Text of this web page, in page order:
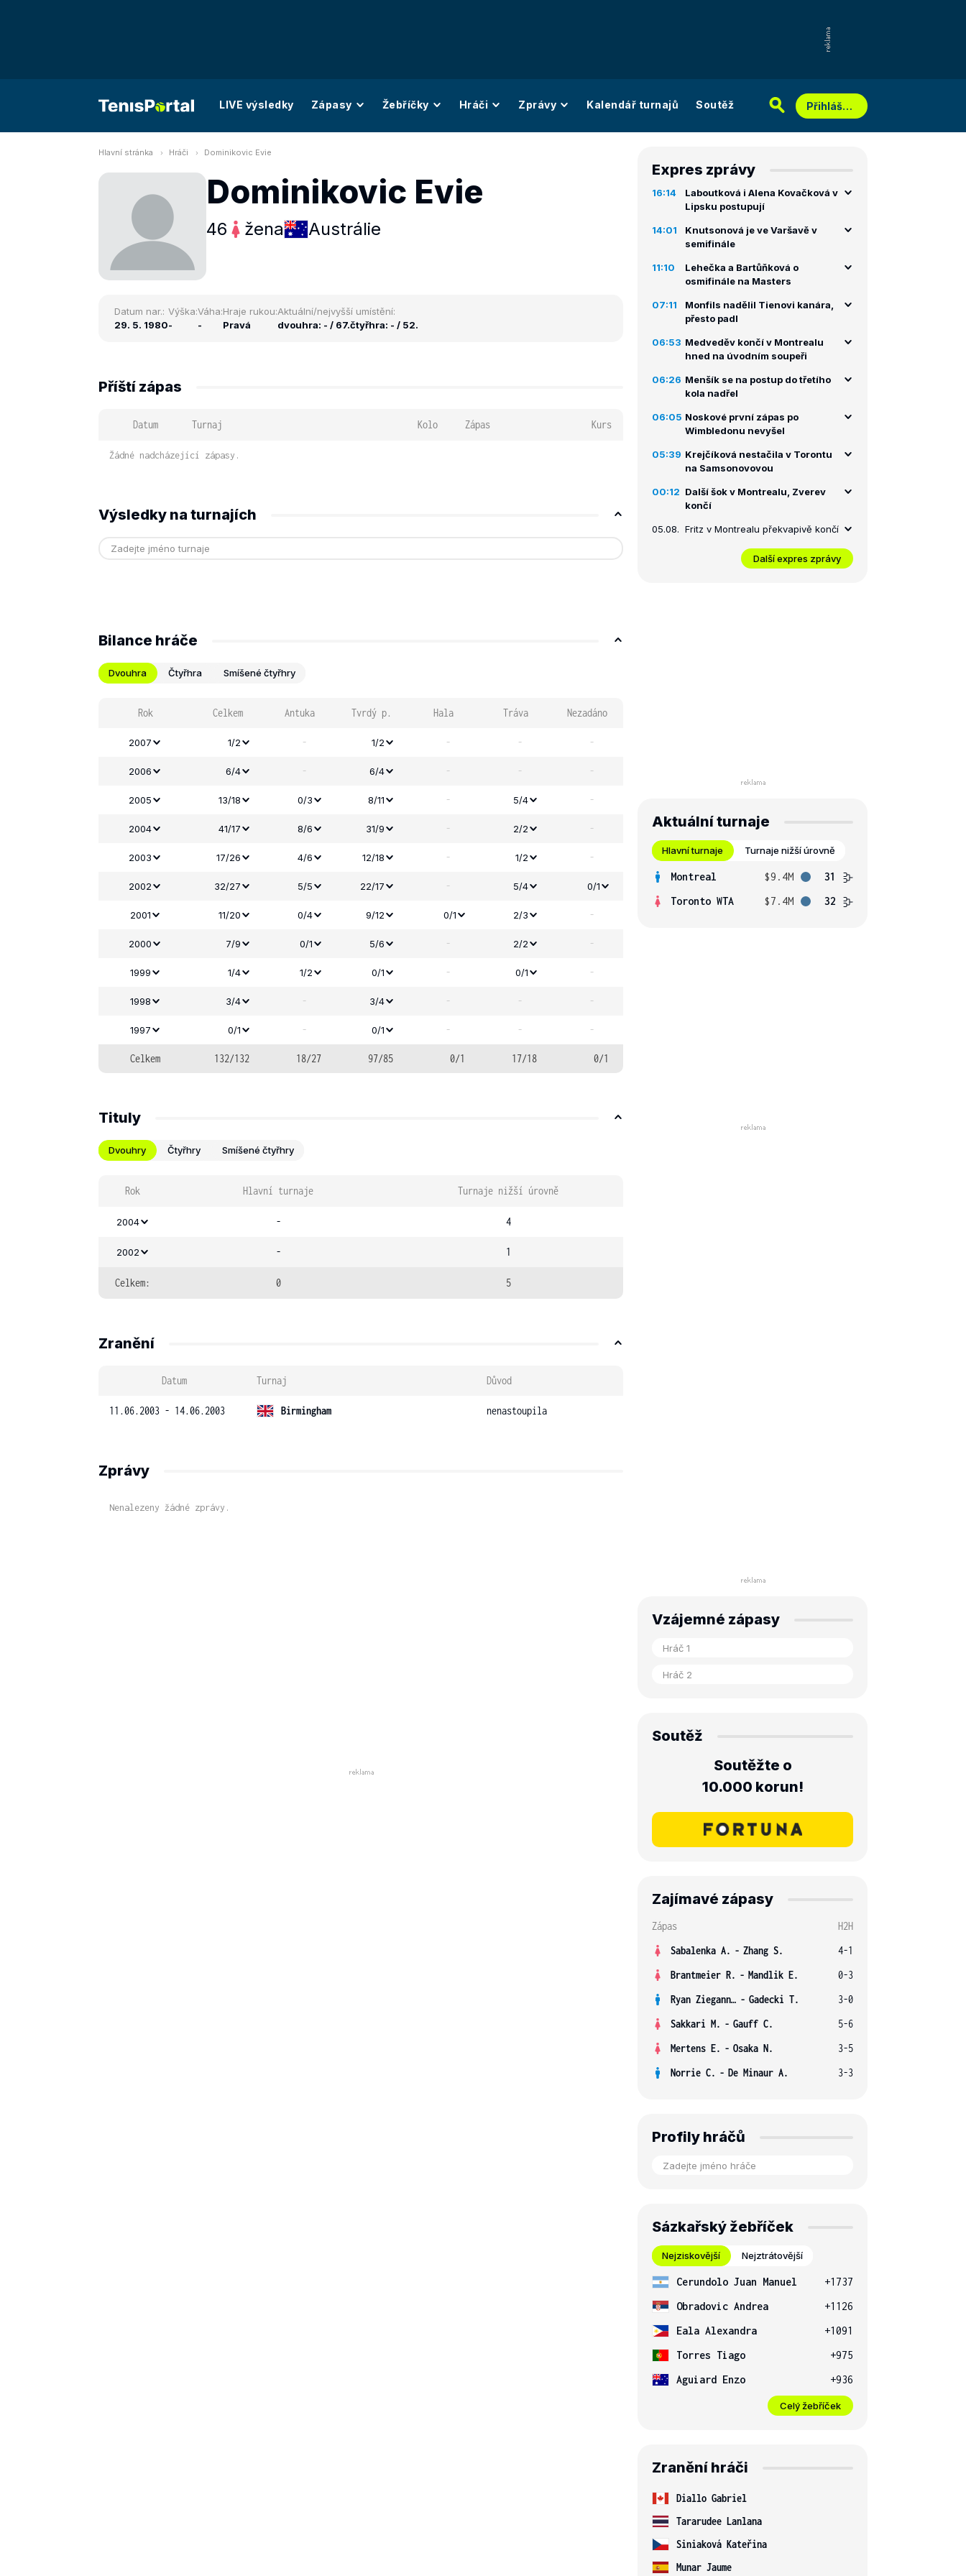
LIVE výsledky Zápasy Žebříčky Hráči Zprávy Kalendář turnajů Soutěž Přihlášení
Hlavní stránka Hráči Dominikovic Evie
Dominikovic Evie
46 žena Austrálie
Datum nar.:
29. 5. 1980
Výška:
-
Váha:
-
Hraje rukou:
Pravá
Aktuální/nejvyšší umístění:
dvouhra: - / 67.čtyřhra: - / 52.
Příští zápas
Datum Turnaj Kolo Zápas Kurs
Žádné nadcházející zápasy.
Výsledky na turnajích
Bilance hráče
Dvouhra Čtyřhra Smíšené čtyřhry
Rok Celkem Antuka Tvrdý p. Hala Tráva Nezadáno
2007 1/2 - 1/2 - - -
2006 6/4 - 6/4 - - -
2005 13/18 0/3 8/11 - 5/4 -
2004 41/17 8/6 31/9 - 2/2 -
2003 17/26 4/6 12/18 - 1/2 -
2002 32/27 5/5 22/17 - 5/4 0/1
2001 11/20 0/4 9/12 0/1 2/3 -
2000 7/9 0/1 5/6 - 2/2 -
1999 1/4 1/2 0/1 - 0/1 -
1998 3/4 - 3/4 - - -
1997 0/1 - 0/1 - - -
Celkem 132/132 18/27 97/85 0/1 17/18 0/1
Tituly
Dvouhry Čtyřhry Smíšené čtyřhry
Rok Hlavní turnaje Turnaje nižší úrovně
2004 - 4
2002 - 1
Celkem: 0 5
Zranění
Datum Turnaj Důvod
11.06.2003 - 14.06.2003 Birmingham nenastoupila
Zprávy
Nenalezeny žádné zprávy.
Expres zprávy
16:14
Laboutková i Alena Kovačková v
Lipsku postupují
14:01
Knutsonová je ve Varšavě v
semifinále
11:10
Lehečka a Bartůňková o
osmifinále na Masters
07:11
Monfils nadělil Tienovi kanára,
přesto padl
06:53 Medveděv končí v Montrealu
hned na úvodním soupeři
06:26 Menšík se na postup do třetího
kola nadřel
06:05 Noskové první zápas po
Wimbledonu nevyšel
05:39 Krejčíková nestačila v Torontu
na Samsonovovou
00:12 Další šok v Montrealu, Zverev
končí
05.08. Fritz v Montrealu překvapivě končí
Další expres zprávy
Aktuální turnaje
Hlavní turnaje Turnaje nižší úrovně
Montreal $9.4M
31
Toronto WTA
$7.4M 32
Vzájemné zápasy
Soutěž
Soutěžte o
10.000 korun!
Zajímavé zápasy
Zápas
H2H
Sabalenka A. - Zhang S.
4-1
Brantmeier R. - Mandlik E.
0-3
Ryan Ziegann S. - Gadecki T.
3-0
Sakkari M. - Gauff C.
5-6
Mertens E. - Osaka N.
3-5
Norrie C. - De Minaur A. 3-3
Profily hráčů
Sázkařský žebříček
Nejziskovější Nejztrátovější
Cerundolo Juan Manuel
+1737
Obradovic Andrea
+1126
Eala Alexandra
+1091
Torres Tiago
+975
Aguiard Enzo
+936
Celý žebříček
Zranění hráči
Diallo Gabriel
Tararudee Lanlana
Siniaková Kateřina
Munar Jaume